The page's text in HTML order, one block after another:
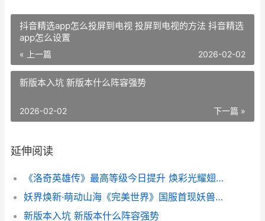
抖音精选app怎么投屏到电视 投屏到电视的方法 抖音精选
app怎么设置
« 上一篇 2026-02-02
新版本入坑 新版本什么阵容强势
下一篇 »
2026-02-02
延伸阅读
《洛奇英雄传》最高等级今日提升 焕彩光耀翅膀与多款新时装上线 洛奇英雄传手游下载
妖界焕新·萌动山海《完美世界》国服首现妖兽女性职业 妖界ol
新版本入坑 新版本什么阵容强势